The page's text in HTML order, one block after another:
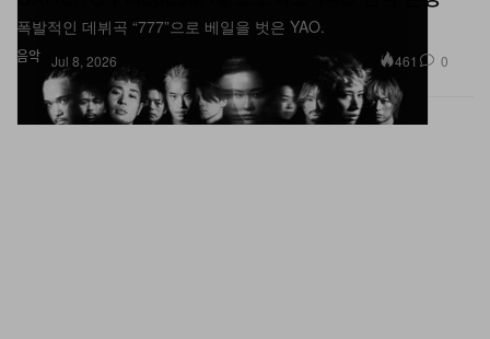
음악 Jul 8, 2026